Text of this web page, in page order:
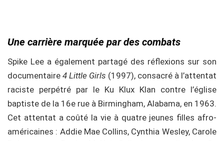
Une carrière marquée par des combats
Spike Lee a également partagé des réflexions sur son
documentaire 4 Little Girls (1997), consacré à l’attentat
raciste perpétré par le Ku Klux Klan contre l’église
baptiste de la 16e rue à Birmingham, Alabama, en 1963.
Cet attentat a coûté la vie à quatre jeunes filles afro-
américaines : Addie Mae Collins, Cynthia Wesley, Carole